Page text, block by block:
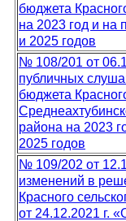
бюджета
на 2023 год и на
и 2025 годов
№ 108/201 от
публичных
бюджета
района на 2023
2025 годов
№ 109/202 от
изменений в
Красного
от 24.12.2021 г.